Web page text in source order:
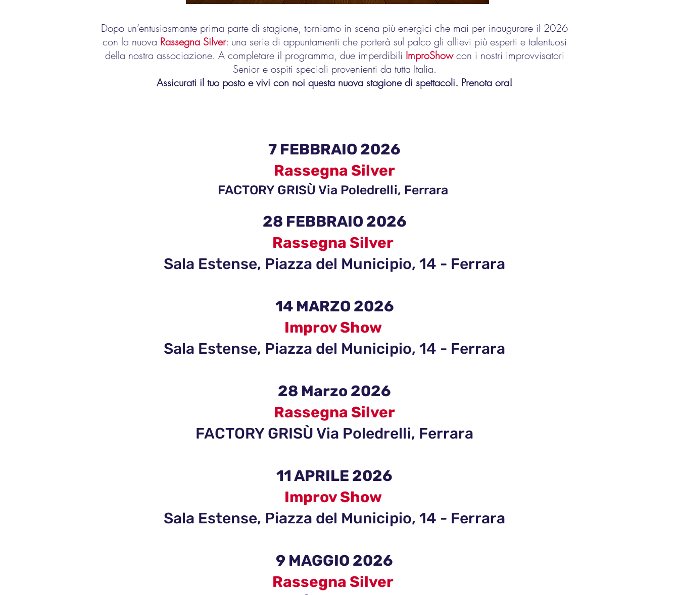
Dopo un’entusiasmante prima parte di stagione, torniamo in scena più energici che mai per inaugurare il 2026
con la nuova Rassegna Silver: una serie di appuntamenti che porterà sul palco gli allievi più esperti e talentuosi
della nostra associazione. A completare il programma, due imperdibili ImproShowcon i nostri improvvisatori
Senior e ospiti speciali provenienti da tutta Italia.
Assicurati il tuo posto e vivi con noi questa nuova stagione di spettacoli. Prenota ora!
7 FEBBRAIO 2026
Rassegna Silver
FACTORY GRISÙ Via Poledrelli, Ferrara
28 FEBBRAIO 2026
Rassegna Silver
Sala Estense, Piazza del Municipio, 14 - Ferrara
14 MARZO 2026
Improv Show
Sala Estense, Piazza del Municipio, 14 - Ferrara
28 Marzo 2026
Rassegna Silver
FACTORY GRISÙ Via Poledrelli, Ferrara
11 APRILE 2026
Improv Show
Sala Estense, Piazza del Municipio, 14 - Ferrara
9 MAGGIO 2026
Rassegna Silver